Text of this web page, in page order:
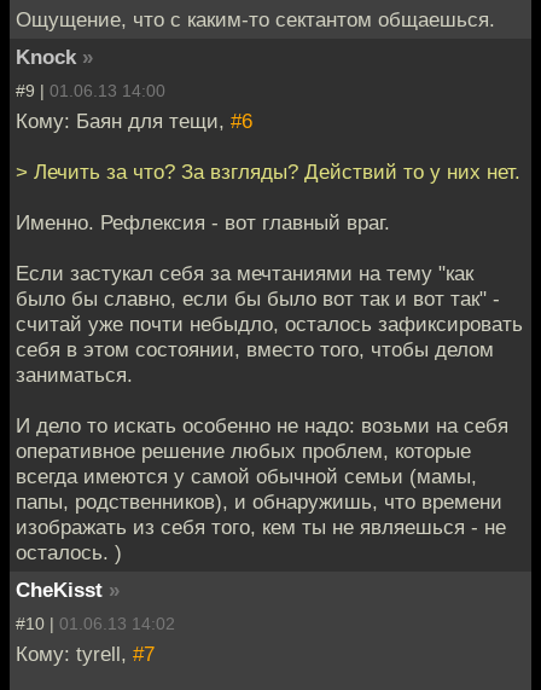
Ощущение, что с каким-то сектантом общаешься.
Knock »
#9 | 01.06.13 14:00
Кому: Баян для тещи, #6
> Лечить за что? За взгляды? Действий то у них нет.
Именно. Рефлексия - вот главный враг.
Если застукал себя за мечтаниями на тему "как
было бы славно, если бы было вот так и вот так" -
считай уже почти небыдло, осталось зафиксировать
себя в этом состоянии, вместо того, чтобы делом
заниматься.
И дело то искать особенно не надо: возьми на себя
оперативное решение любых проблем, которые
всегда имеются у самой обычной семьи (мамы,
папы, родственников), и обнаружишь, что времени
изображать из себя того, кем ты не являешься - не
осталось. )
CheKisst »
#10 | 01.06.13 14:02
Кому: tyrell, #7